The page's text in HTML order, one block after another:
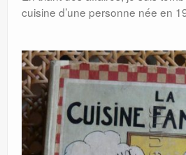
cuisine d’une personne née en